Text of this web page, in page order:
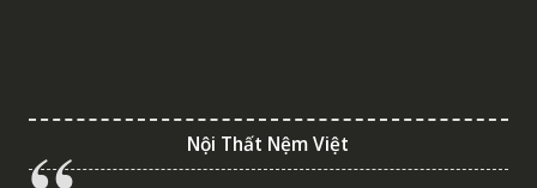
Nội Thất Nệm Việt